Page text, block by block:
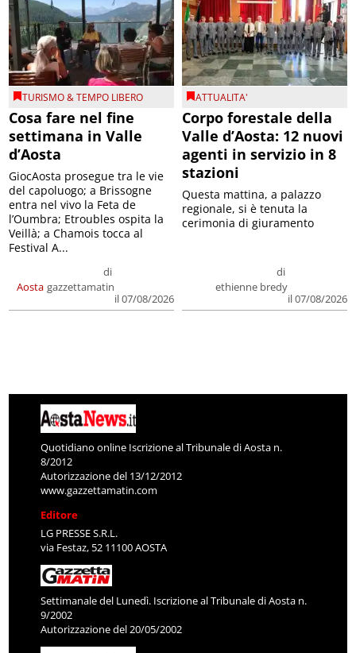
TURISMO & TEMPO LIBERO
Cosa fare nel fine
settimana in Valle
d’Aosta
Aosta
di
gazzettamatin
il 07/08/2026
GiocAosta prosegue tra le vie
del capoluogo; a Brissogne
entra nel vivo la Feta de
l’Oumbra; Etroubles ospita la
Veillà; a Chamois tocca al
Festival A...
ATTUALITA'
Corpo forestale della
Valle d’Aosta: 12 nuovi
agenti in servizio in 8
stazioni
di
ethienne bredy
il 07/08/2026
Questa mattina, a palazzo
regionale, si è tenuta la
cerimonia di giuramento
Quotidiano online Iscrizione al Tribunale di Aosta n.
8/2012
Autorizzazione del 13/12/2012
www.gazzettamatin.com
Editore
LG PRESSE S.R.L.
via Festaz, 52 11100 AOSTA
Settimanale del Lunedì. Iscrizione al Tribunale di Aosta n.
9/2002
Autorizzazione del 20/05/2002